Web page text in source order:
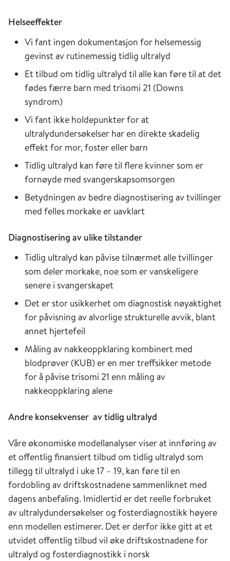
Helseeffekter
Vi fant ingen dokumentasjon for helsemessig
gevinst av rutinemessig tidlig ultralyd
Et tilbud om tidlig ultralyd til alle kan føre til at det
fødes færre barn med trisomi 21 (Downs
syndrom)
Vi fant ikke holdepunkter for at
ultralydundersøkelser har en direkte skadelig
effekt for mor, foster eller barn
Tidlig ultralyd kan føre til flere kvinner som er
fornøyde med svangerskapsomsorgen
Betydningen av bedre diagnostisering av tvillinger
med felles morkake er uavklart
Diagnostisering av ulike tilstander
Tidlig ultralyd kan påvise tilnærmet alle tvillinger
som deler morkake, noe som er vanskeligere
senere i svangerskapet
Det er stor usikkerhet om diagnostisk nøyaktighet
for påvisning av alvorlige strukturelle avvik, blant
annet hjertefeil
Måling av nakkeoppklaring kombinert med
blodprøver (KUB) er en mer treffsikker metode
for å påvise trisomi 21 enn måling av
nakkeoppklaring alene
Andre konsekvenser av tidlig ultralyd
Våre økonomiske modellanalyser viser at innføring av
et offentlig finansiert tilbud om tidlig ultralyd som
tillegg til ultralyd i uke 17 – 19, kan føre til en
fordobling av driftskostnadene sammenliknet med
dagens anbefaling. Imidlertid er det reelle forbruket
av ultralydundersøkelser og fosterdiagnostikk høyere
enn modellen estimerer. Det er derfor ikke gitt at et
utvidet offentlig tilbud vil øke driftskostnadene for
ultralyd og fosterdiagnostikk i norsk